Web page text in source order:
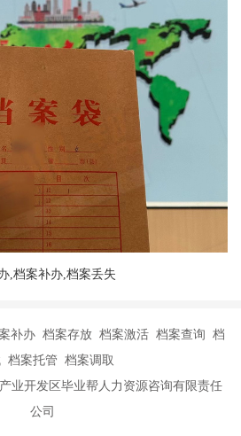
,档案补办,档案丢失
补办 档案存放 档案激活 档案查询 档
档案托管 档案调取
业开发区毕业帮人力资源咨询有限责任
公司